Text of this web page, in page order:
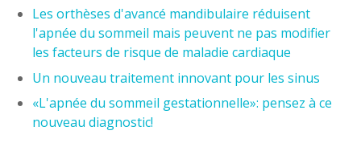
Les orthèses d'avancé mandibulaire réduisent
l'apnée du sommeil mais peuvent ne pas modifier
les facteurs de risque de maladie cardiaque
Un nouveau traitement innovant pour les sinus
«L'apnée du sommeil gestationnelle»: pensez à ce
nouveau diagnostic!